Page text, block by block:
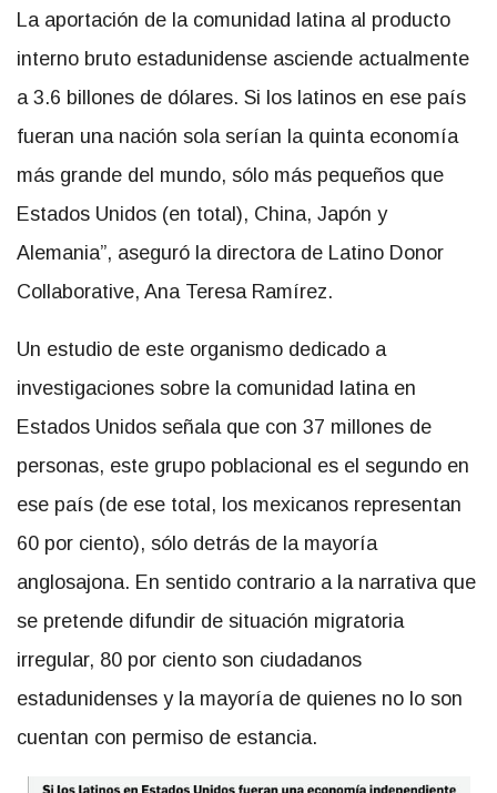
La aportación de la comunidad latina al producto
interno bruto estadunidense asciende actualmente
a 3.6 billones de dólares. Si los latinos en ese país
fueran una nación sola serían la quinta economía
más grande del mundo, sólo más pequeños que
Estados Unidos (en total), China, Japón y
Alemania”, aseguró la directora de Latino Donor
Collaborative, Ana Teresa Ramírez.
Un estudio de este organismo dedicado a
investigaciones sobre la comunidad latina en
Estados Unidos señala que con 37 millones de
personas, este grupo poblacional es el segundo en
ese país (de ese total, los mexicanos representan
60 por ciento), sólo detrás de la mayoría
anglosajona. En sentido contrario a la narrativa que
se pretende difundir de situación migratoria
irregular, 80 por ciento son ciudadanos
estadunidenses y la mayoría de quienes no lo son
cuentan con permiso de estancia.